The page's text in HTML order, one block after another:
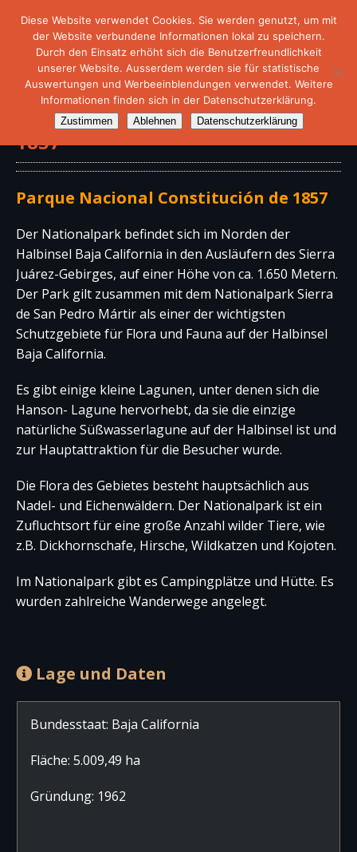
Nationalpark Constitución de
1857
Parque Nacional Constitución de 1857
Der Nationalpark befindet sich im Norden der
Halbinsel Baja California in den Ausläufern des Sierra
Juárez-Gebirges, auf einer Höhe von ca. 1.650 Metern.
Der Park gilt zusammen mit dem Nationalpark Sierra
de San Pedro Mártir als einer der wichtigsten
Schutzgebiete für Flora und Fauna auf der Halbinsel
Baja California.
Es gibt einige kleine Lagunen, unter denen sich die
Hanson- Lagune hervorhebt, da sie die einzige
natürliche Süßwasserlagune auf der Halbinsel ist und
zur Hauptattraktion für die Besucher wurde.
Die Flora des Gebietes besteht hauptsächlich aus
Nadel- und Eichenwäldern. Der Nationalpark ist ein
Zufluchtsort für eine große Anzahl wilder Tiere, wie
z.B. Dickhornschafe, Hirsche, Wildkatzen und Kojoten.
Im Nationalpark gibt es Campingplätze und Hütte. Es
wurden zahlreiche Wanderwege angelegt.
Lage und Daten
Bundesstaat: Baja California
Fläche: 5.009,49 ha
Gründung: 1962
Diese Website verwendet Cookies. Sie werden genutzt, um mit
der Website verbundene Informationen lokal zu speichern.
Durch den Einsatz erhöht sich die Benutzerfreundlichkeit
unserer Website. Ausserdem werden sie für statistische
Auswertungen und Werbeeinblendungen verwendet. Weitere
Informationen finden sich in der Datenschutzerklärung.
Zustimmen Ablehnen Datenschutzerklärung